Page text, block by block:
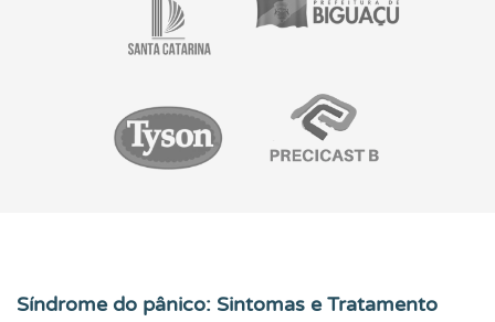
Síndrome do pânico: Sintomas e Tratamento